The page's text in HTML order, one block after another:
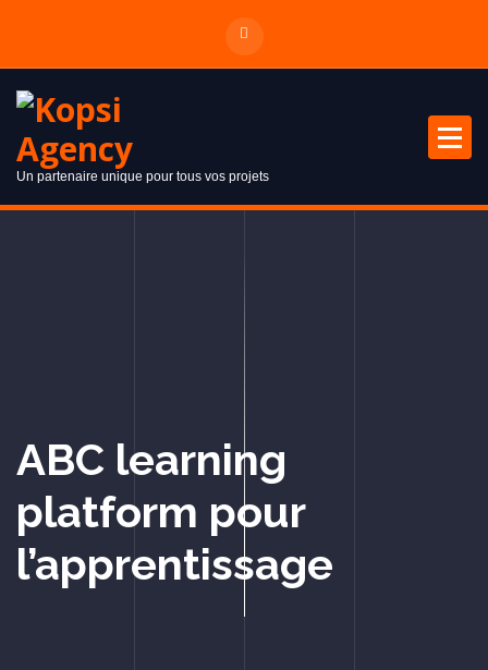
Un partenaire unique pour tous vos projets
ABC learning
platform pour
l’apprentissage